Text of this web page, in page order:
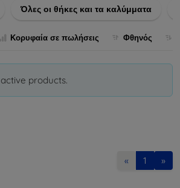
των συσκευών σας με τις κορυφαίες
Όλες οι θήκες και τα καλύμματα
Κορυφαία σε πωλήσεις Φθηνός
products.
« 1 »